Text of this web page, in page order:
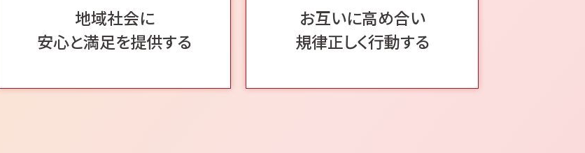
地域社会に
安心と満足を提供する
お互いに高め合い
規律正しく行動する